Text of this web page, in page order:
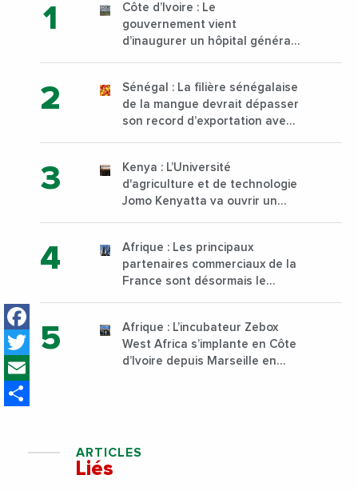
Facebook
Twitter
Côte d’Ivoire : Le
gouvernement vient
d’inaugurer un hôpital général
Sénégal : La filière sénégalaise
de la mangue devrait dépasser
son record d’exportation avec
Kenya : L’Université
d'agriculture et de technologie
Jomo Kenyatta va ouvrir un
sur son campus de Karen à
Nairobi dès janvier 2023
Afrique : Les principaux
partenaires commerciaux de la
France sont désormais le
Afrique : L’incubateur Zebox
West Africa s’implante en Côte
d’Ivoire depuis Marseille en
ARTICLES
Liés